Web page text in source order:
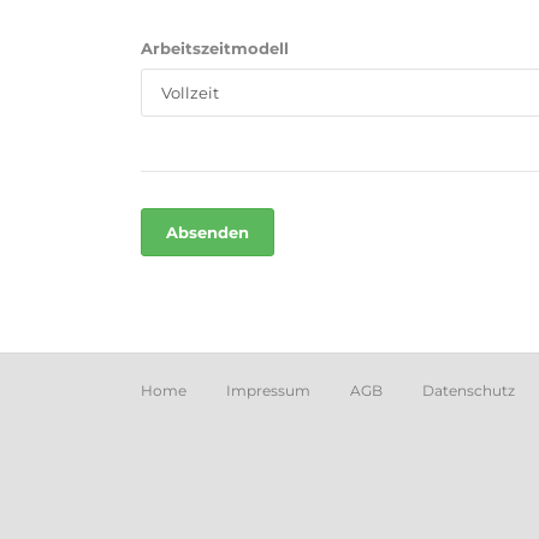
Arbeitszeitmodell
Home Impressum AGB Datenschutz